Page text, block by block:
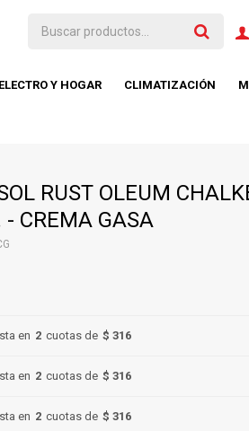
ELECTRO Y HOGAR CLIMATIZACIÓN
RUST OLEUM
- CREMA GASA
en 2 cuotas de $ 316
en 2 cuotas de $ 316
en 2 cuotas de $ 316